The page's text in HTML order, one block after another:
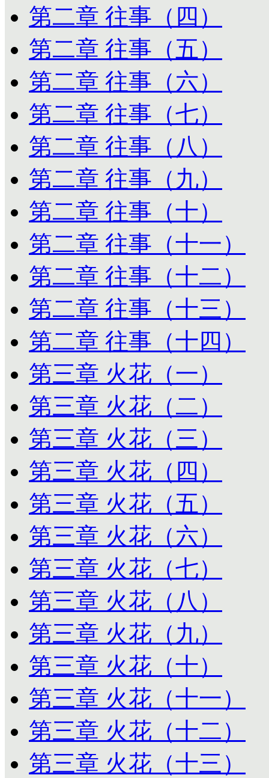
第二章 往事（四）
第二章 往事（五）
第二章 往事（六）
第二章 往事（七）
第二章 往事（八）
第二章 往事（九）
第二章 往事（十）
第二章 往事（十一）
第二章 往事（十二）
第二章 往事（十三）
第二章 往事（十四）
第三章 火花（一）
第三章 火花（二）
第三章 火花（三）
第三章 火花（四）
第三章 火花（五）
第三章 火花（六）
第三章 火花（七）
第三章 火花（八）
第三章 火花（九）
第三章 火花（十）
第三章 火花（十一）
第三章 火花（十二）
第三章 火花（十三）